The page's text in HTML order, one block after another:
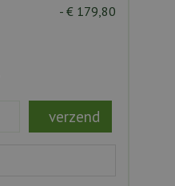
- € 179,80